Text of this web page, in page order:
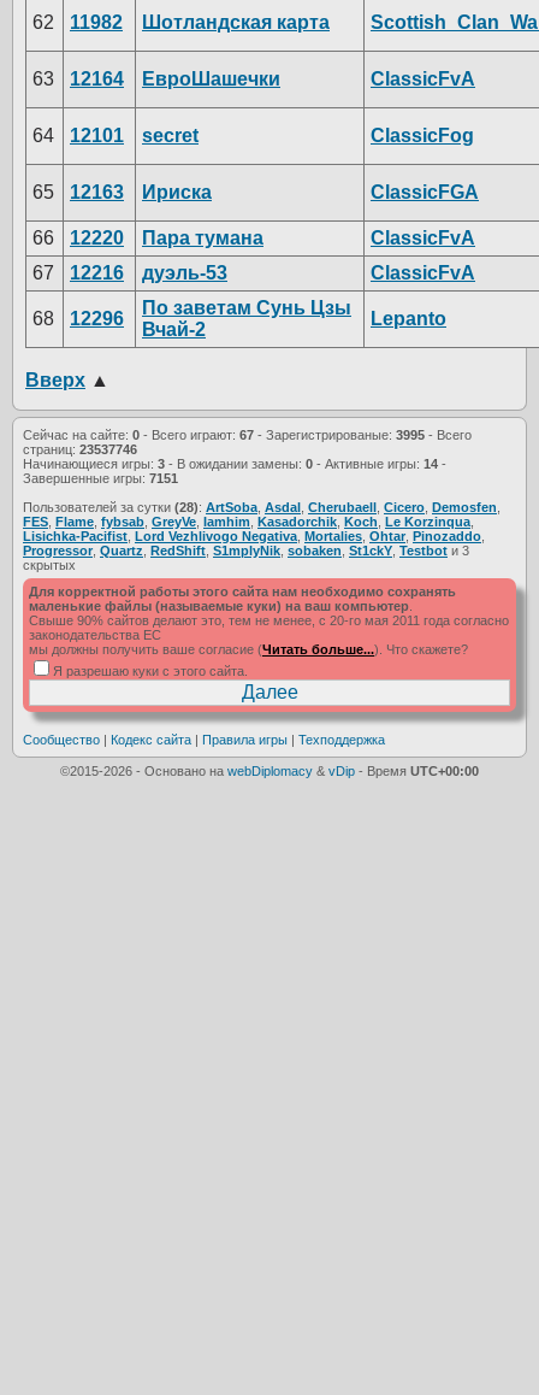
62 11982 Шотландская карта
63 12164 ЕвроШашечки ClassicFvA
64 12101 secret ClassicFog
65 12163 Ириска ClassicFGA
66 12220 Пара тумана
ClassicFvA
67
12216 дуэль-53 ClassicFvA
68 12296
По заветам Сунь Цзы
Вчай-2
Lepanto
Вверх ▲
Сейчас на сайте: 0 - Всего играют: 67 - Зарегистрированые: 3995 - Всего
страниц: 23537746
Начинающиеся игры: 3 - В ожидании замены: 0 - Активные игры: 14 -
Завершенные игры: 7151
Пользователей за сутки (28): ArtSoba Asdal Cherubaell Cicero Demosfen
FES Flame fybsab GreyVe Iamhim Kasadorchik Koch Le Korzinqua
Lisichka-Pacifist Lord Vezhlivogo Negativa Mortalies Ohtar, Pinozaddo
Progressor, Quartz RedShift S1mplyNik sobaken St1ckY Testbot и 3
скрытых
Для корректной работы этого сайта нам необходимо сохранять
маленькие файлы (называемые куки) на ваш компьютер
Свыше 90% сайтов делают это, тем не менее, с 20-го мая 2011 года согласно
законодательства ЕС
мы должны получить ваше согласие (Читать больше...). Что скажете?
Я разрешаю куки с этого сайта.
Сообщество | Кодекс сайта | Правила игры | Техподдержка
©2015-2026 - Основано на webDiplomacy & vDip - Время UTC+00:00